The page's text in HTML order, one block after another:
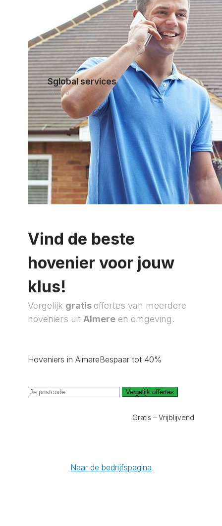
Sglobal services
Almere
Vind de beste
hovenier voor jouw
klus!
Vergelijk gratis offertes van meerdere
hoveniers uit Almere en omgeving.
Hoveniers in AlmereBespaar tot 40%
Vergelijk offertes
Gratis – Vrijblijvend
Naar de bedrijfspagina